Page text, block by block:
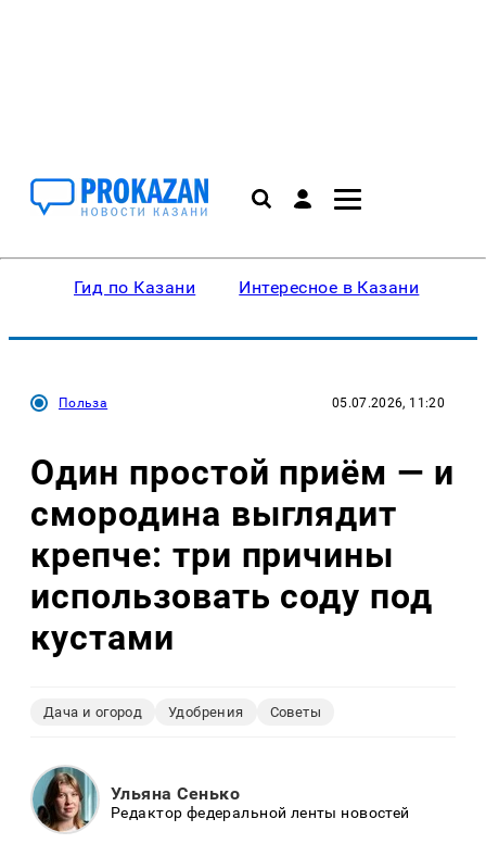
Гид по Казани Интересное в Казани
Польза 05.07.2026, 11:20
Один простой приём — и
смородина выглядит
крепче: три причины
использовать соду под
кустами
Дача и огород Удобрения Советы
Ульяна Сенько
Редактор федеральной ленты новостей